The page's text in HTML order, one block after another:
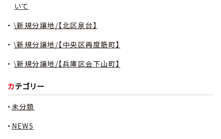
いて
\新規分譲地/【北区泉台】
\新規分譲地/【中央区再度筋町】
\新規分譲地/【兵庫区会下山町】
カテゴリー
未分類
NEWS